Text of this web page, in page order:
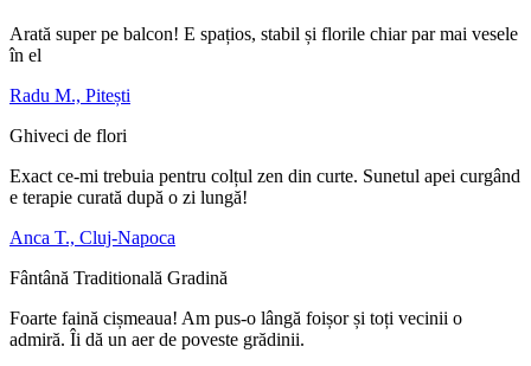
Arată super pe balcon! E spațios, stabil și florile chiar par mai vesele
în el
Radu M., Pitești
Ghiveci de flori
Exact ce-mi trebuia pentru colțul zen din curte. Sunetul apei curgând
e terapie curată după o zi lungă!
Anca T., Cluj-Napoca
Fântână Traditională Gradină
Foarte faină cișmeaua! Am pus-o lângă foișor și toți vecinii o
admiră. Îi dă un aer de poveste grădinii.